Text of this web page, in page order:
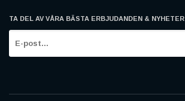
TA DEL AV VÅRA BÄSTA ERBJUDANDEN & NYHETER